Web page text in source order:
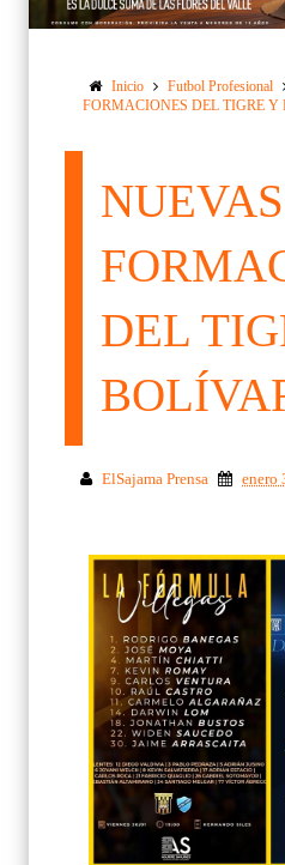
Inicio Futbol Profesional
FORMACIONES DEL TIGRE Y
NUEVAS
DEL
ElSajama Prensa enero